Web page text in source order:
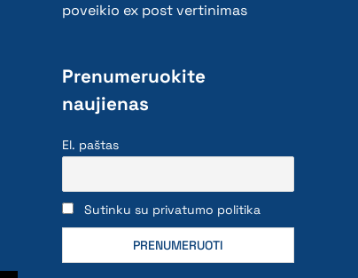
poveikio ex post vertinimas
Prenumeruokite
naujienas
El. paštas
Sutinku su privatumo politika